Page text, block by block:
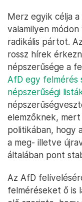
Merz egyik célja
valamilyen
radikális pártot.
rossz hírek
népszerűsége a
AfD egy felmérés
népszerűségi
elemzőknek, mert
politikában, hogy
a meg- illetve
általában pont
Az AfD
felméréseket ő is